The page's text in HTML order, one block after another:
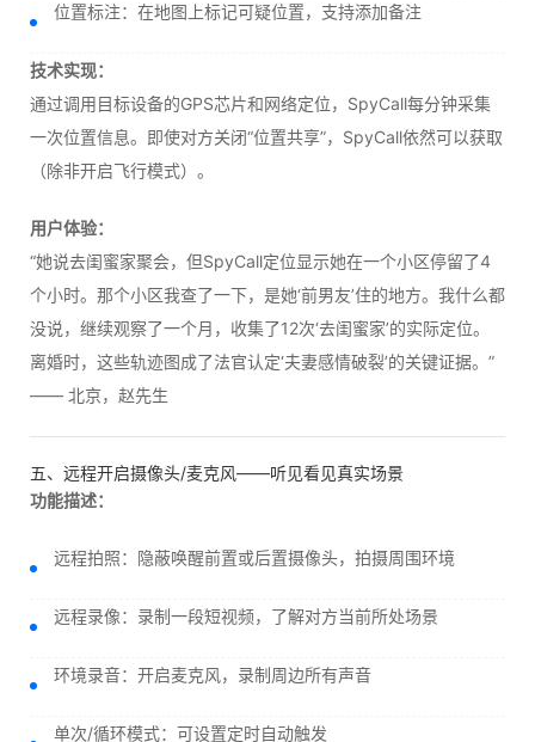
位置标注：在地图上标记可疑位置，支持添加备注
技术实现：
通过调用目标设备的GPS芯片和网络定位，SpyCall每分钟采集
一次位置信息。即使对方关闭“位置共享”，SpyCall依然可以获取
（除非开启飞行模式）。
用户体验：
“她说去闺蜜家聚会，但SpyCall定位显示她在一个小区停留了4
个小时。那个小区我查了一下，是她‘前男友’住的地方。我什么都
没说，继续观察了一个月，收集了12次‘去闺蜜家’的实际定位。
离婚时，这些轨迹图成了法官认定‘夫妻感情破裂’的关键证据。”
—— 北京，赵先生
五、远程开启摄像头/麦克风——听见看见真实场景
功能描述：
远程拍照：隐蔽唤醒前置或后置摄像头，拍摄周围环境
远程录像：录制一段短视频，了解对方当前所处场景
环境录音：开启麦克风，录制周边所有声音
单次/循环模式：可设置定时自动触发